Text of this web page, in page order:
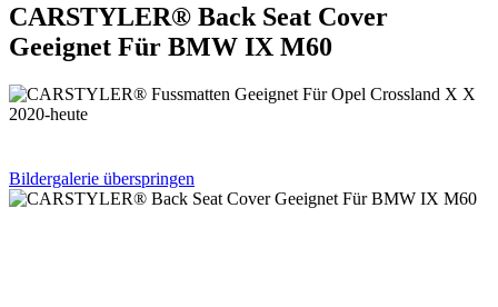
CARSTYLER® Back Seat Cover
Geeignet Für BMW IX M60
Bildergalerie überspringen